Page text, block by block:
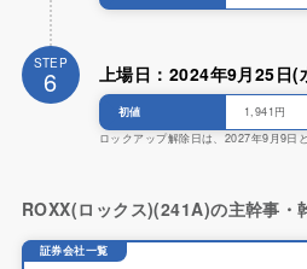
STEP
6 上場日：2024年9月25日(
初値
1,941円
ロックアップ解除日は、2027年9月9日
ROXX(ロックス)(241A)の主幹事・
証券会社一覧